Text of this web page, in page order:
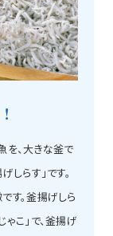
を、大きな釜で
らす」です。
す。釜揚げしら
こ」で、釜揚げ